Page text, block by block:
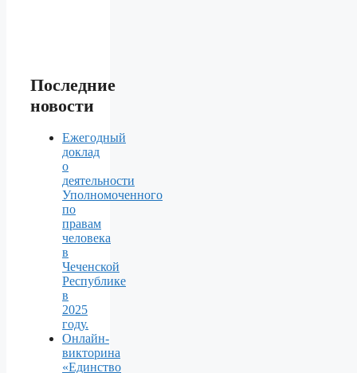
Последние
новости
Ежегодный
доклад
о
деятельности
Уполномоченного
по
правам
человека
в
Чеченской
Республике
в
2025
году.
Онлайн-
викторина
«Единство